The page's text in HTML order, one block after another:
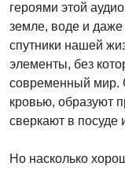
героями этой
земле, воде и
спутники нашей
элементы, без
современный мир.
кровью, образуют
сверкают в посуде
Но насколько